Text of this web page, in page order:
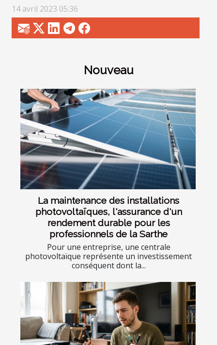
14 avril 2023 05:36
Nouveau
La maintenance des installations
photovoltaïques, l'assurance d'un
rendement durable pour les
professionnels de la Sarthe
Pour une entreprise, une centrale
photovoltaïque représente un investissement
conséquent dont la...